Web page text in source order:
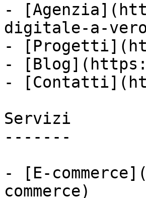
-
digitale-a-
-
-
-
Servizi
-------
- [E-
commerce)